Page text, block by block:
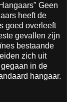
Geen
heeft de
goed overleeft
gevallen zijn
bestaande
zich uit
in de
hangaar.